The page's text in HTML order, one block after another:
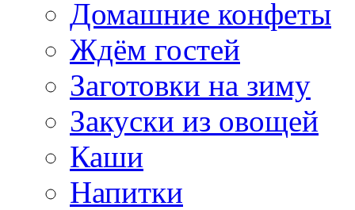
Домашние конфеты
Ждём гостей
Заготовки на зиму
Закуски из овощей
Каши
Напитки